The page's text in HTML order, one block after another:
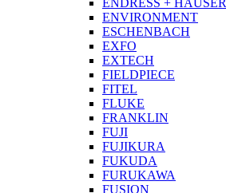
ENDRESS + HAUSER
ENVIRONMENT
ESCHENBACH
EXFO
EXTECH
FIELDPIECE
FITEL
FLUKE
FRANKLIN
FUJI
FUJIKURA
FUKUDA
FURUKAWA
FUSION